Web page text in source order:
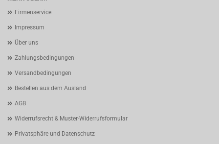
Firmenservice
Impressum
Über uns
Zahlungsbedingungen
Versandbedingungen
Bestellen aus dem Ausland
AGB
Widerrufsrecht & Muster-Widerrufsformular
Privatsphäre und Datenschutz